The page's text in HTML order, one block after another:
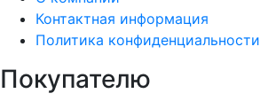
Контактная информация
Политика конфиденциальности
Покупателю